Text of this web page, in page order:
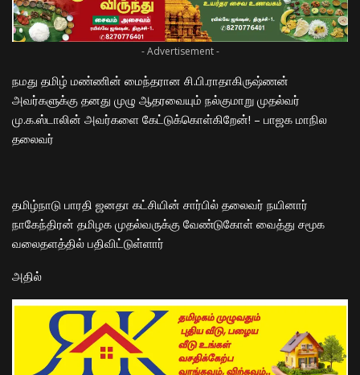
- Advertisement -
நமது தமிழ் மண்ணின் மைந்தரான சி.பி.ராதாகிருஷ்ணன்
அவர்களுக்கு தனது முழு ஆதரவையும் நல்குமாறு முதல்வர்
மு.க.ஸ்டாலின் அவர்களை கேட்டுக்கொள்கிறேன்! – பாஜக மாநில
தலைவர்
தமிழ்நாடு பாரதி ஜனதா கட்சியின் சார்பில் தலைவர் நயினார்
நாகேந்திரன் தமிழக முதல்வருக்கு வேண்டுகோள் வைத்து சமூக
வலைதளத்தில் பதிவிட்டுள்ளார்
அதில்